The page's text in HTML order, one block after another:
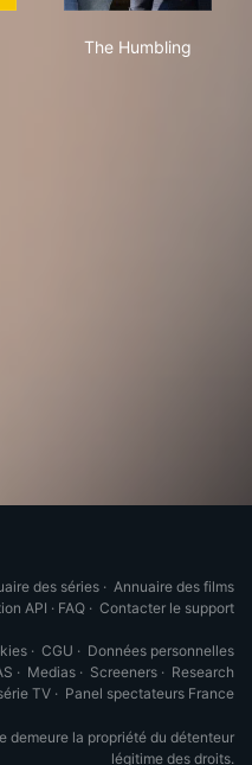
The Humbling
des séries · Annuaire des films
API · FAQ · Contacter le support
· CGU · Données personnelles
· Medias · Screeners · Research
TV · Panel spectateurs France
la propriété du détenteur
légitime des droits.